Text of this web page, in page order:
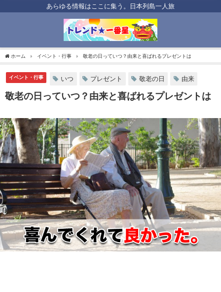
あらゆる情報はここに集う。日本列島一人旅
ホーム イベント・行事 敬老の日っていつ？由来と喜ばれるプレゼントは
イベント・行事 いつ プレゼント 敬老の日 由来
敬老の日っていつ？由来と喜ばれるプレゼントは